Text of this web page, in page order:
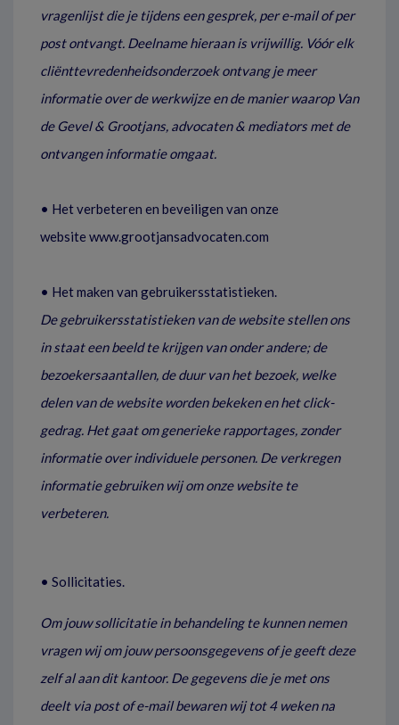
vragenlijst die je tijdens een gesprek, per e-mail of per
post ontvangt. Deelname hieraan is vrijwillig. Vóór elk
cliënttevredenheidsonderzoek ontvang je meer
informatie over de werkwijze en de manier waarop Van
de Gevel & Grootjans, advocaten & mediators met de
ontvangen informatie omgaat.
• Het verbeteren en beveiligen van onze
website www.grootjansadvocaten.com
• Het maken van gebruikersstatistieken.
De gebruikersstatistieken van de website stellen ons
in staat een beeld te krijgen van onder andere; de
bezoekersaantallen, de duur van het bezoek, welke
delen van de website worden bekeken en het click-
gedrag. Het gaat om generieke rapportages, zonder
informatie over individuele personen. De verkregen
informatie gebruiken wij om onze website te
verbeteren.
• Sollicitaties.
Om jouw sollicitatie in behandeling te kunnen nemen
vragen wij om jouw persoonsgegevens of je geeft deze
zelf al aan dit kantoor. De gegevens die je met ons
deelt via post of e-mail bewaren wij tot 4 weken na